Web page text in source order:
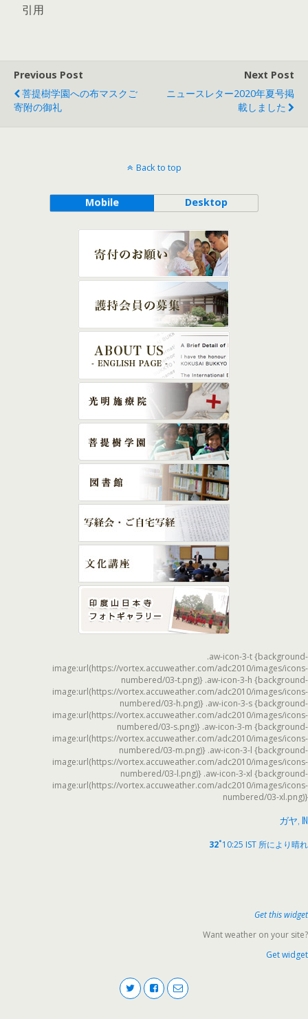
引用
Previous Post
菩提樹学園への布マスクご
寄附の御礼
Next Post
ニュースレター2020年夏号掲
載しました
Back to top
Mobile Desktop
.aw-icon-3-t {background-
image:url(https://vortex.accuweather.com/adc2010/images/icons-
numbered/03-t.png)} .aw-icon-3-h {background-
image:url(https://vortex.accuweather.com/adc2010/images/icons-
numbered/03-h.png)} .aw-icon-3-s {background-
image:url(https://vortex.accuweather.com/adc2010/images/icons-
numbered/03-s.png)} .aw-icon-3-m {background-
image:url(https://vortex.accuweather.com/adc2010/images/icons-
numbered/03-m.png)} .aw-icon-3-l {background-
image:url(https://vortex.accuweather.com/adc2010/images/icons-
numbered/03-l.png)} .aw-icon-3-xl {background-
image:url(https://vortex.accuweather.com/adc2010/images/icons-
numbered/03-xl.png)}
ガヤ, IN
32°10:25 IST 所により晴れ
Get this widget
Want weather on your site?
Get widget